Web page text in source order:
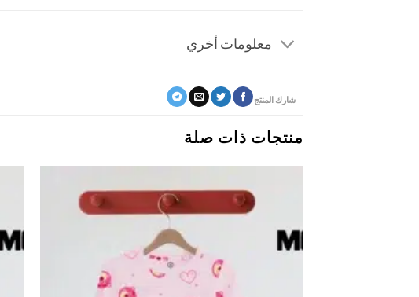
معلومات أخري
شارك المنتج
منتجات ذات صلة